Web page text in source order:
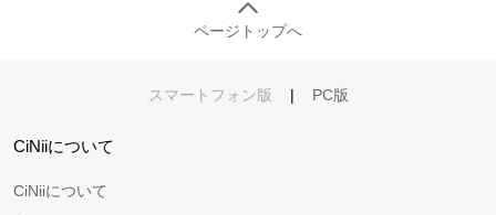
ページトップへ
スマートフォン版 | PC版
CiNiiについて
CiNiiについて